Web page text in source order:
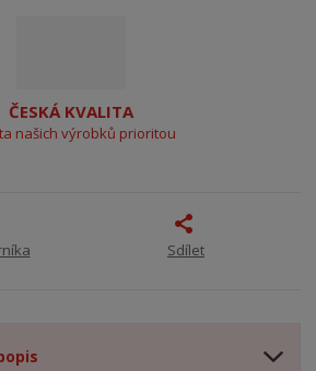
ČESKÁ KVALITA
našich výrobků prioritou
Sdílet